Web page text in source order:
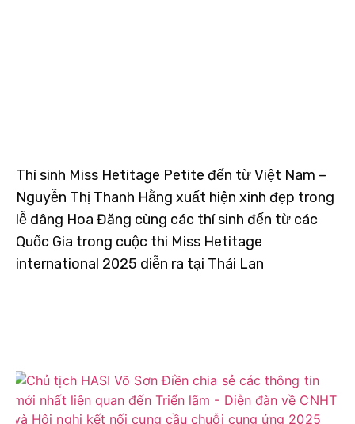
Thí sinh Miss Hetitage Petite đến từ Việt Nam –
Nguyễn Thị Thanh Hằng xuất hiện xinh đẹp trong
lễ dâng Hoa Đăng cùng các thí sinh đến từ các
Quốc Gia trong cuộc thi Miss Hetitage
international 2025 diễn ra tại Thái Lan